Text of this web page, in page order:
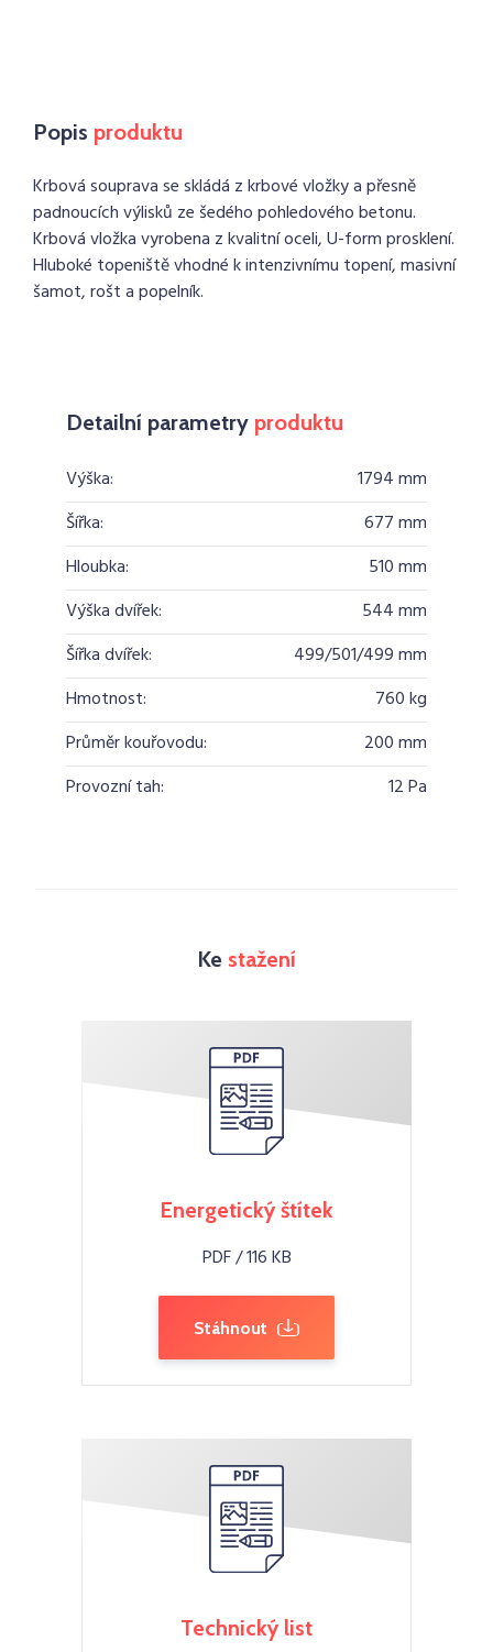
Popis produktu
Krbová souprava se skládá z krbové vložky a přesně
padnoucích výlisků ze šedého pohledového betonu.
Krbová vložka vyrobena z kvalitní oceli, U-form prosklení.
Hluboké topeniště vhodné k intenzivnímu topení, masivní
šamot, rošt a popelník.
Detailní parametry produktu
Výška:
1794 mm
Šířka:
677 mm
Hloubka:
510 mm
Výška dvířek:
544 mm
Šířka dvířek:
499/501/499 mm
Hmotnost:
760 kg
Průměr kouřovodu:
200 mm
Provozní tah:
12 Pa
Ke stažení
Energetický štítek
PDF / 116 KB
Stáhnout
Technický list